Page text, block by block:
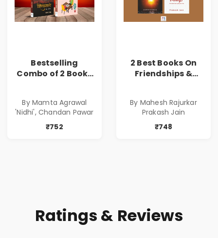
Bestselling
Combo of 2 Books
( सर्वोत्कृष्ट कादंबरी
आणि प्रभावशाली
कथांचा संच )
By Mamta Agrawal
'Nidhi', Chandan Pawar
₹752
2 Best Books On
Friendships &
of Power, Love &
Greed | Simplest
Way to Grow Your
By Mahesh Rajurkar
Prakash Jain
₹748
Ratings & Reviews